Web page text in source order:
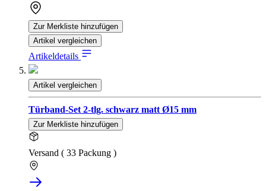
Zur Merkliste hinzufügen
Artikel vergleichen
Artikeldetails
Artikel vergleichen
Türband-Set 2-tlg. schwarz matt Ø15 mm
Zur Merkliste hinzufügen
Versand ( 33 Packung )